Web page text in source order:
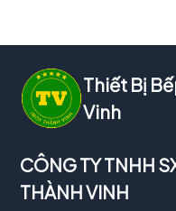
Thiết Bị
Vinh
CÔNG TY TNHH
THÀNH VINH